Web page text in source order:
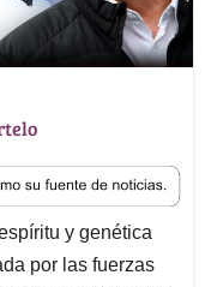
y genética
por las fuerzas